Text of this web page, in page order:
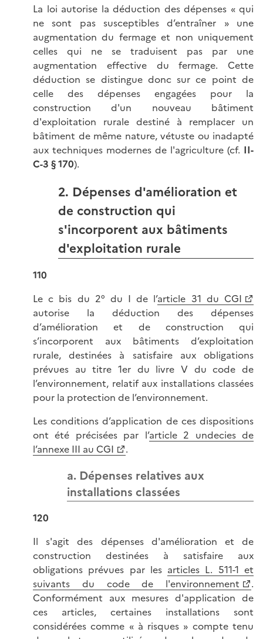
La loi autorise la déduction des dépenses « qui
ne sont pas susceptibles d’entraîner » une
augmentation du fermage et non uniquement
celles qui ne se traduisent pas par une
augmentation effective du fermage. Cette
déduction se distingue donc sur ce point de
celle des dépenses engagées pour la
construction d'un nouveau bâtiment
d'exploitation rurale destiné à remplacer un
bâtiment de même nature, vétuste ou inadapté
aux techniques modernes de l'agriculture (cf. II-
C-3 § 170).
2. Dépenses d'amélioration et
de construction qui
s'incorporent aux bâtiments
d'exploitation rurale
110
Le c bis du 2° du I de l’article 31 du CGI
autorise la déduction des dépenses
d’amélioration et de construction qui
s’incorporent aux bâtiments d’exploitation
rurale, destinées à satisfaire aux obligations
prévues au titre 1er du livre V du code de
l’environnement, relatif aux installations classées
pour la protection de l’environnement.
Les conditions d’application de ces dispositions
ont été précisées par l’article 2 undecies de
l’annexe III au CGI
.
a. Dépenses relatives aux
installations classées
120
Il s'agit des dépenses d'amélioration et de
construction destinées à satisfaire aux
obligations prévues par les articles L. 511-1 et
suivants du code de l'environnement
.
Conformément aux mesures d'application de
ces articles, certaines installations sont
considérées comme « à risques » compte tenu